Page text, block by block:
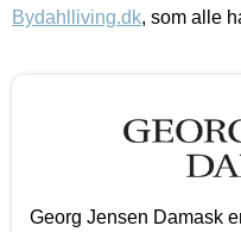
Bydahlliving.dk, som alle
Georg Jensen Damask